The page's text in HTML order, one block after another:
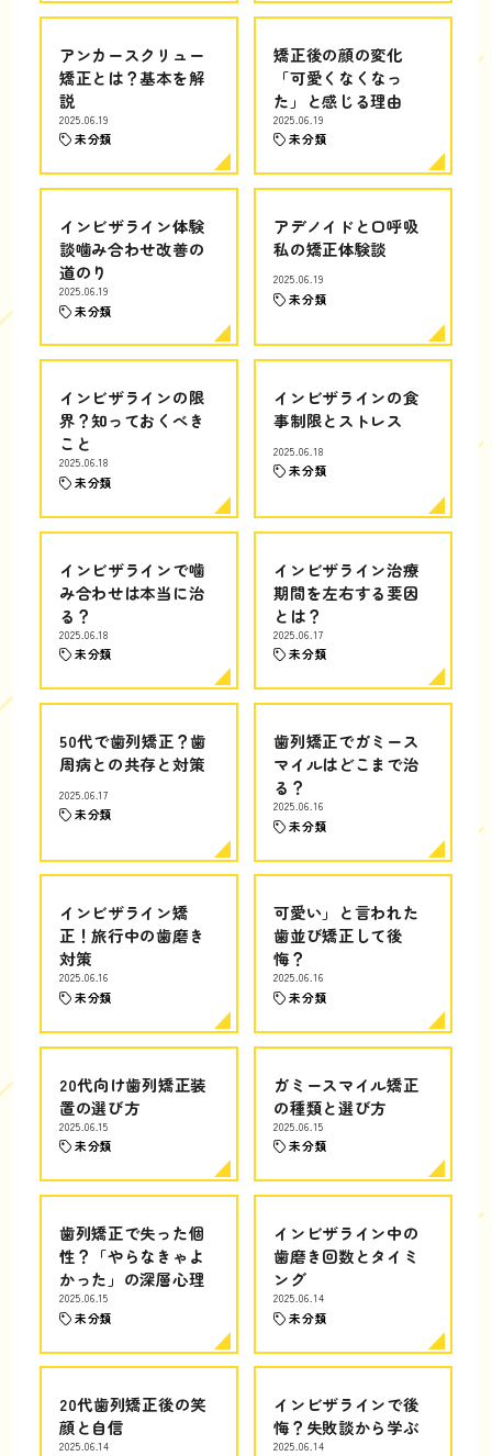
アンカースクリュー
矯正とは？基本を解
説
2025.06.19
未分類
矯正後の顔の変化
「可愛くなくなっ
た」と感じる理由
2025.06.19
未分類
インビザライン体験
談噛み合わせ改善の
道のり
2025.06.19
未分類
アデノイドと口呼吸
私の矯正体験談
2025.06.19
未分類
インビザラインの限
界？知っておくべき
こと
2025.06.18
未分類
インビザラインの食
事制限とストレス
2025.06.18
未分類
インビザラインで噛
み合わせは本当に治
る？
2025.06.18
未分類
インビザライン治療
期間を左右する要因
とは？
2025.06.17
未分類
50代で歯列矯正？歯
周病との共存と対策
2025.06.17
未分類
歯列矯正でガミース
マイルはどこまで治
る？
2025.06.16
未分類
インビザライン矯
正！旅行中の歯磨き
対策
2025.06.16
未分類
可愛い」と言われた
歯並び矯正して後
悔？
2025.06.16
未分類
20代向け歯列矯正装
置の選び方
2025.06.15
未分類
ガミースマイル矯正
の種類と選び方
2025.06.15
未分類
歯列矯正で失った個
性？「やらなきゃよ
かった」の深層心理
2025.06.15
未分類
インビザライン中の
歯磨き回数とタイミ
ング
2025.06.14
未分類
20代歯列矯正後の笑
顔と自信
2025.06.14
インビザラインで後
悔？失敗談から学ぶ
2025.06.14